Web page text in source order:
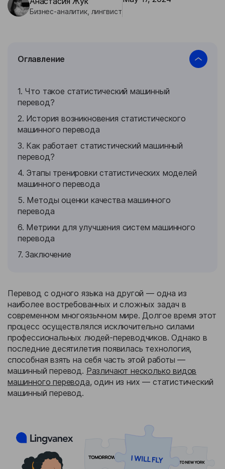
Бизнес-кейсы
Бизнес-аналитик, лингвист
Оглавление
1. Что такое статистический машинный
перевод?
2. История возникновения статистического
машинного перевода
3. Как работает статистический машинный
перевод?
4. Этапы тренировки статистических моделей
машинного перевода
5. Методы оценки качества машинного
перевода
6. Метрики для улучшения систем машинного
перевода
7. Заключение
Перевод с одного языка на другой — одна из
наиболее востребованных и сложных задач в
современном многоязычном мире. Долгое время этот
процесс осуществлялся исключительно силами
профессиональных людей-переводчиков. Однако в
последние десятилетия появилась технология,
способная взять на себя часть этой работы —
машинный перевод. Различают несколько видов
машинного перевода, один из них — статистический
машинный перевод.